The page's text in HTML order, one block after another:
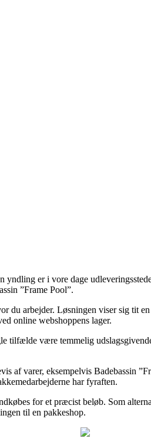
er i vore dage
”Frame Pool”.
arbejder. Løsningen viser sig tit
online webshoppens lager.
tilfælde være temmelig
af varer, eksempelvis Badebassin
har fyraften.
for et præcist beløb. Som
til en pakkeshop.